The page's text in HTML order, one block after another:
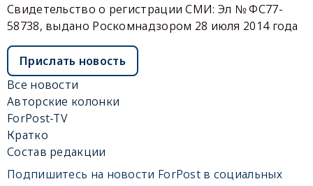
Свидетельство о регистрации СМИ: Эл № ФС77-
58738, выдано Роскомнадзором 28 июля 2014 года
Прислать новость
Все новости
Авторские колонки
ForPost-TV
Кратко
Состав редакции
Подпишитесь на новости ForPost в социальных